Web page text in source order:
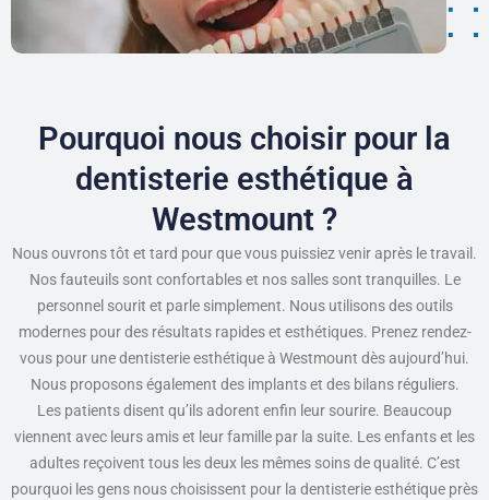
Pourquoi nous choisir pour la
dentisterie esthétique à
Westmount ?
Nous ouvrons tôt et tard pour que vous puissiez venir après le travail.
Nos fauteuils sont confortables et nos salles sont tranquilles. Le
personnel sourit et parle simplement. Nous utilisons des outils
modernes pour des résultats rapides et esthétiques. Prenez rendez-
vous pour une dentisterie esthétique à Westmount dès aujourd’hui.
Nous proposons également des implants et des bilans réguliers.
Les patients disent qu’ils adorent enfin leur sourire. Beaucoup
viennent avec leurs amis et leur famille par la suite. Les enfants et les
adultes reçoivent tous les deux les mêmes soins de qualité. C’est
pourquoi les gens nous choisissent pour la dentisterie esthétique près